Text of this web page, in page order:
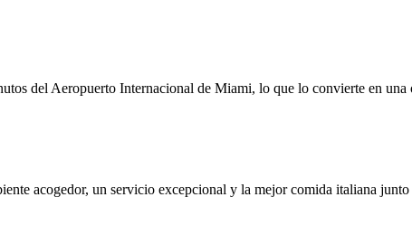
del Aeropuerto Internacional de Miami, lo que lo convierte en una
acogedor, un servicio excepcional y la mejor comida italiana junto